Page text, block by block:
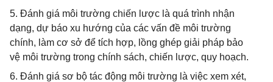
5. Đánh giá môi trường chiến lược là quá trình nhận
dạng, dự báo xu hướng của các vấn đề môi trường
chính, làm cơ sở để tích hợp, lồng ghép giải pháp bảo
vệ môi trường trong chính sách, chiến lược, quy hoạch.
6. Đánh giá sơ bộ tác động môi trường là việc xem xét,